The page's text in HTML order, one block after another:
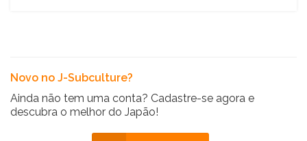
Novo no J-Subculture?
Ainda não tem uma conta? Cadastre-se agora e
descubra o melhor do Japão!